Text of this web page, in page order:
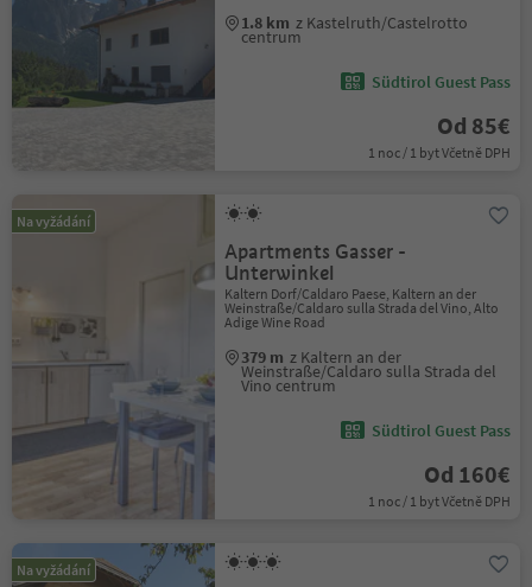
1.8 km z Kastelruth/Castelrotto
centrum
Südtirol Guest Pass
Od 85€
1 noc / 1 byt Včetně DPH
Na vyžádání
Apartments Gasser -
Unterwinkel
Kaltern Dorf/Caldaro Paese, Kaltern an der
Weinstraße/Caldaro sulla Strada del Vino, Alto
Adige Wine Road
379 m z Kaltern an der
Weinstraße/Caldaro sulla Strada del
Vino centrum
Südtirol Guest Pass
Od 160€
1 noc / 1 byt Včetně DPH
Na vyžádání